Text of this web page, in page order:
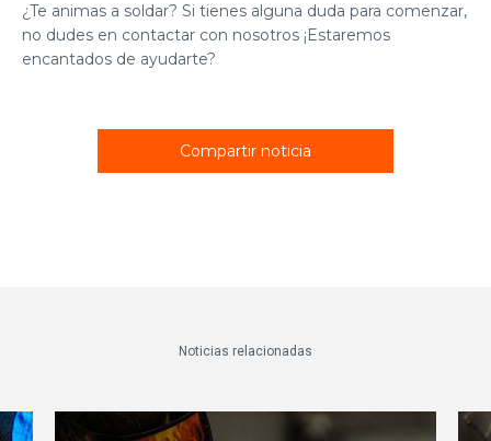
¿Te animas a soldar? Si tienes alguna duda para comenzar,
no dudes en contactar con nosotros ¡Estaremos
encantados de ayudarte?
Compartir noticia
Noticias relacionadas